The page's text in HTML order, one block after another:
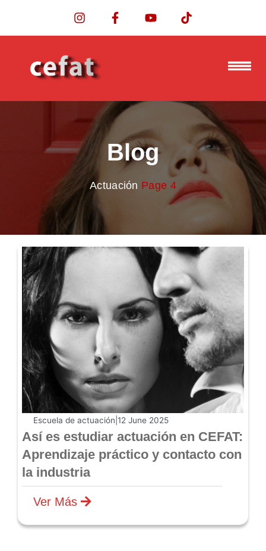
Blog
Actuación Page 4
Escuela de actuación 12 June 2025
Así es estudiar actuación en CEFAT:
Aprendizaje práctico y contacto con
la industria
Ver Más